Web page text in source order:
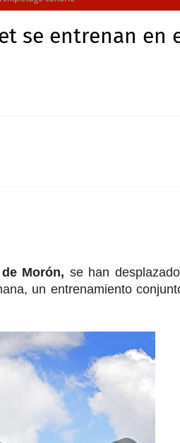
se entrenan en
Morón, se han
un entrenamiento